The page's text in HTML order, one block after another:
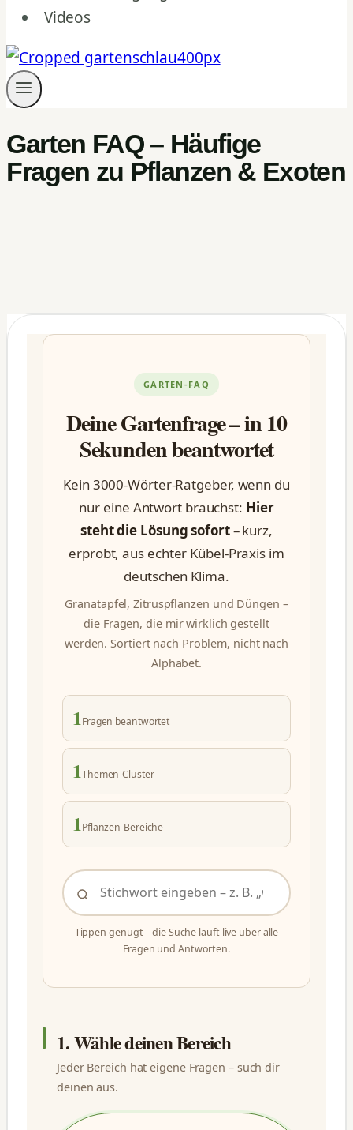
Videos
Garten FAQ – Häufige
Fragen zu Pflanzen & Exoten
GARTEN-FAQ
Deine Gartenfrage – in 10
Sekunden beantwortet
Kein 3000-Wörter-Ratgeber, wenn du
nur eine Antwort brauchst: Hier
steht die Lösung sofort– kurz,
erprobt, aus echter Kübel-Praxis im
deutschen Klima.
Granatapfel, Zitruspflanzen und Düngen –
die Fragen, die mir wirklich gestellt
werden. Sortiert nach Problem, nicht nach
Alphabet.
1Fragen beantwortet
1Themen-Cluster
1Pflanzen-Bereiche
Tippen genügt – die Suche läuft live über alle
Fragen und Antworten.
1. Wähle deinen Bereich
Jeder Bereich hat eigene Fragen – such dir
deinen aus.